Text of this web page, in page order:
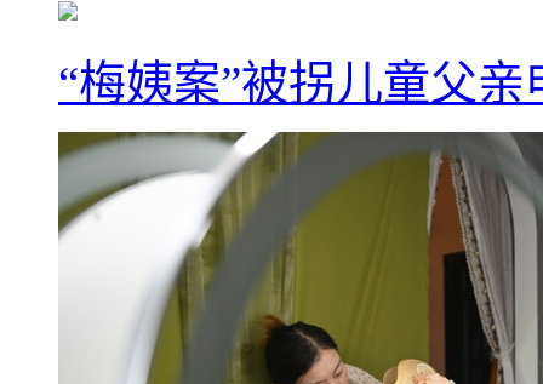
“梅姨案”被拐儿童父